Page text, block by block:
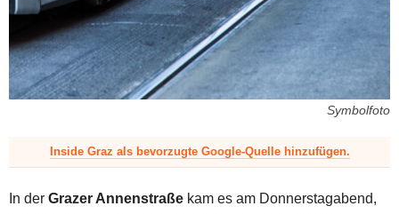
Symbolfoto
Inside Graz als bevorzugte Google-Quelle hinzufügen.
In der Grazer Annenstraße kam es am Donnerstagabend,